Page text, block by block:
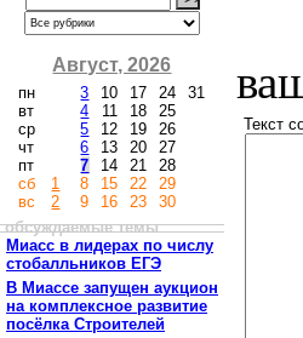
Август, 2026
пн
вт
ср
чт
пт
сб
вс
1
2
3
4
5
6
7
8
9
10
11
12
13
14
15
16
17
18
19
20
21
22
23
24
25
26
27
28
29
30
31
обсуждаемые темы
Миасс в лидерах по числу
стобалльников ЕГЭ
В Миассе запущен аукцион
на комплексное развитие
посёлка Строителей
Текст